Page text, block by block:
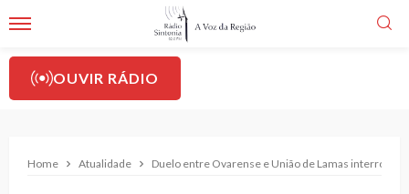
OUVIR RÁDIO
Home Atualidade Duelo entre Ovarense e União de Lamas